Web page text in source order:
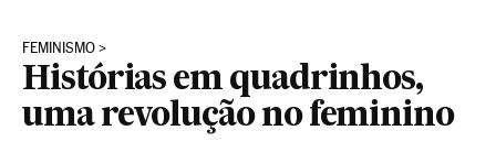
FEMINISMO
Histórias em quadrinhos,
uma revolução no feminino